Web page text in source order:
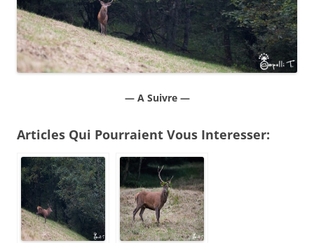
— A Suivre —
Articles Qui Pourraient Vous Interesser: